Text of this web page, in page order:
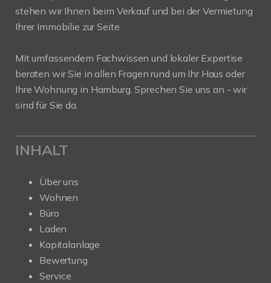
stehen wir Ihnen beim Verkauf und bei der Vermietung
Ihrer Immobilie zur Seite.
Mit umfassendem Fachwissen und lokaler Expertise
beraten wir Sie in allen Fragen rund um Ihr Haus oder
Ihre Wohnung in Hamburg. Sprechen Sie uns an - wir
sind für Sie da.
INHALT
Über uns
Wohnen
Büro
Laden
Kapitalanlage
Bewertung
Service